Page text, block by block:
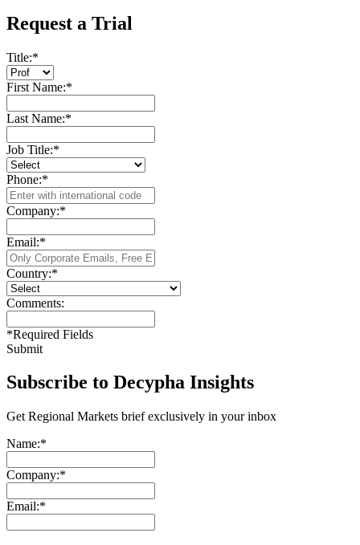
Request a Trial
Title:*
First Name:*
Last Name:*
Job Title:*
Phone:*
Company:*
Email:*
Country:*
Comments:
*Required Fields
Submit
Subscribe to Decypha Insights
Get Regional Markets brief exclusively in your inbox
Name:*
Company:*
Email:*